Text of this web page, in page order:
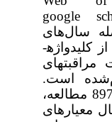
google
سال‌های
کلیدواژه­
است.
، 897 مطالعه،
معیارهای